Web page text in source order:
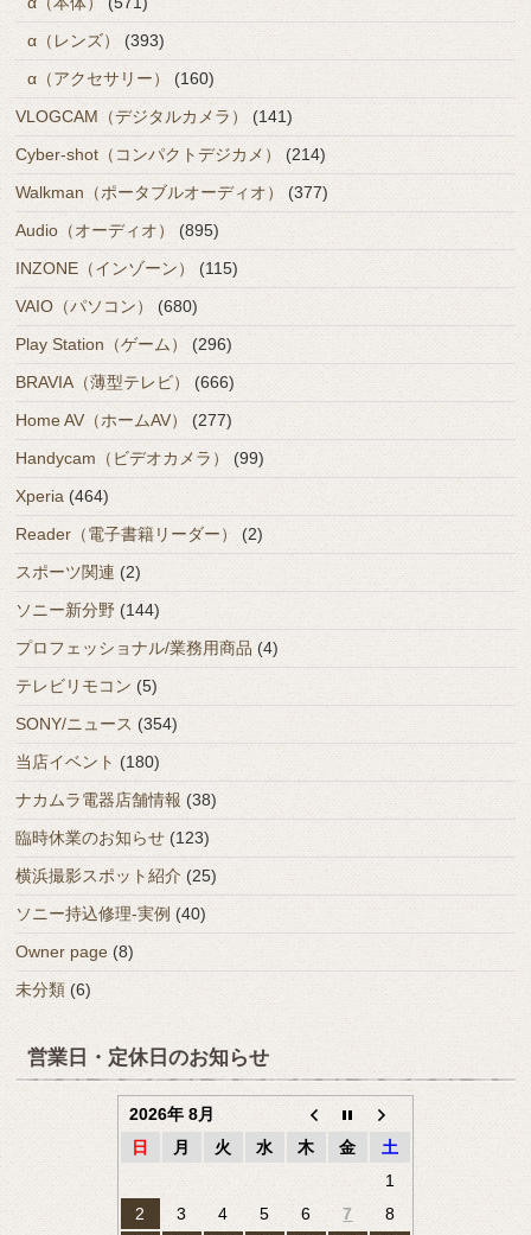
α（レンズ）
(393)
α（アクセサリー）
(160)
VLOGCAM（デジタルカメラ）
(141)
Cyber-shot（コンパクトデジカメ）
(214)
Walkman（ポータブルオーディオ）
(377)
Audio（オーディオ）
(895)
INZONE（インゾーン）
(115)
VAIO（パソコン）
(680)
Play Station（ゲーム）
(296)
BRAVIA（薄型テレビ）
(666)
Home AV（ホームAV）
(277)
Handycam（ビデオカメラ）
(99)
Xperia (464)
Reader（電子書籍リーダー）
(2)
スポーツ関連 (2)
ソニー新分野 (144)
プロフェッショナル/業務用商品 (4)
テレビリモコン (5)
SONY/ニュース (354)
当店イベント (180)
ナカムラ電器店舗情報 (38)
臨時休業のお知らせ (123)
横浜撮影スポット紹介 (25)
ソニー持込修理-実例 (40)
Owner page (8)
未分類 (6)
営業日・定休日のお知らせ
2026年 8月
日
月 火 水 木 金
土
1
2
3 4 5 6 7
8